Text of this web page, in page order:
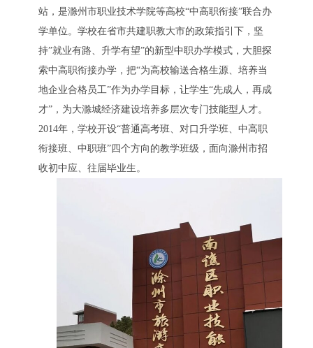
站，是滁州市职业技术学院等高校“中高职衔接”联合办
学单位。学校在省市共建职教大市的政策指引下，坚
持”就业有路、升学有望”的新型中职办学模式，大胆探
索中高职衔接办学，把“为高校输送合格生源、培养当
地企业合格员工”作为办学目标，让学生“先成人，再成
才”，为大滁城经济建设培养多层次专门技能型人才。
2014年，学校开设“普通高考班、对口升学班、中高职
衔接班、中职班”四个方向的教学班级，面向滁州 市招
收初中应、往届毕业生。